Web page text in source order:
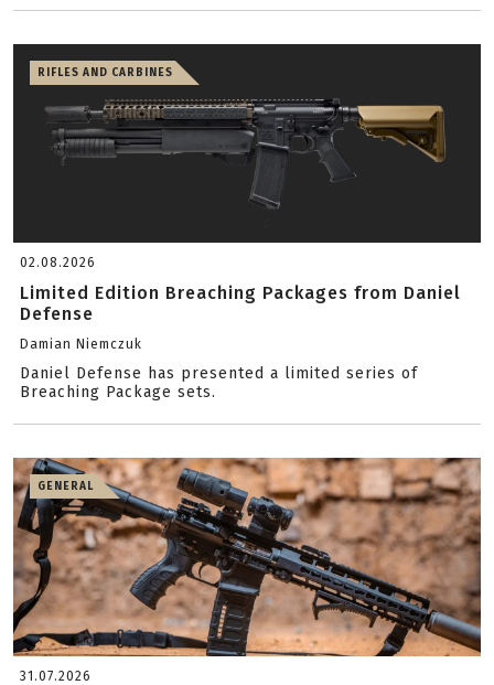
RIFLES AND CARBINES
02.08.2026
Limited Edition Breaching Packages from Daniel
Defense
Damian Niemczuk
Daniel Defense has presented a limited series of
Breaching Package sets.
GENERAL
31.07.2026